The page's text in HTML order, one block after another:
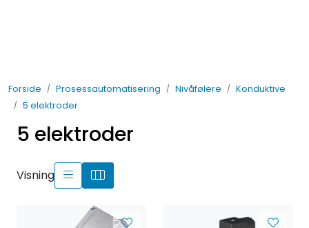
Forside Prosessautomatisering Nivåfølere
Konduktive
5 elektroder
5 elektroder
Visning
Fabrikkautomatisering
Prosessautomatisering
Kontakt oss
Nytt og Nyttig